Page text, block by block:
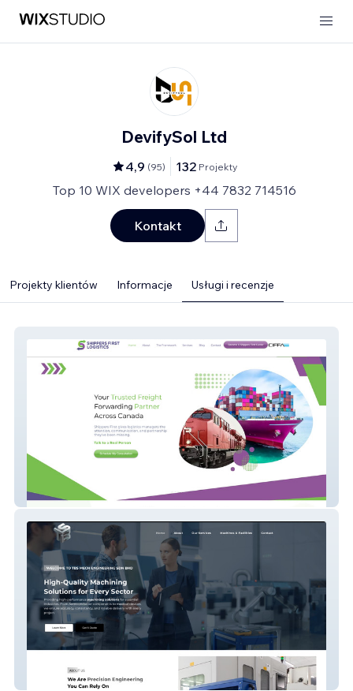
DevifySol Ltd
4,9 (95) 132 Projekty
Top 10 WIX developers +44 7832 714516
Kontakt
Projekty klientów Informacje Usługi i recenzje
Shippers First
TBS Mech Engineering Sdn Bhd